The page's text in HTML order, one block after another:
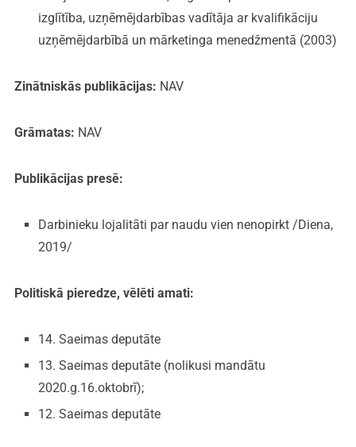
izglītība, uzņēmējdarbības vadītāja ar kvalifikāciju
uzņēmējdarbībā un mārketinga menedžmentā (2003)
Zinātniskās publikācijas: NAV
Grāmatas: NAV
Publikācijas presē:
Darbinieku lojalitāti par naudu vien nenopirkt /Diena,
2019/
Politiskā pieredze, vēlēti amati:
14. Saeimas deputāte
13. Saeimas deputāte (nolikusi mandātu
2020.g.16.oktobrī);
12. Saeimas deputāte